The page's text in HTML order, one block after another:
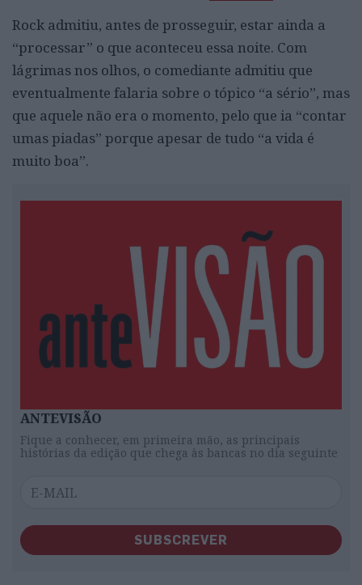
Rock admitiu, antes de prosseguir, estar ainda a
“processar” o que aconteceu essa noite. Com
lágrimas nos olhos, o comediante admitiu que
eventualmente falaria sobre o tópico “a sério”, mas
que aquele não era o momento, pelo que ia “contar
umas piadas” porque apesar de tudo “a vida é
muito boa”.
ANTEVISÃO
Fique a conhecer, em primeira mão, as principais
histórias da edição que chega às bancas no dia seguinte
SUBSCREVER